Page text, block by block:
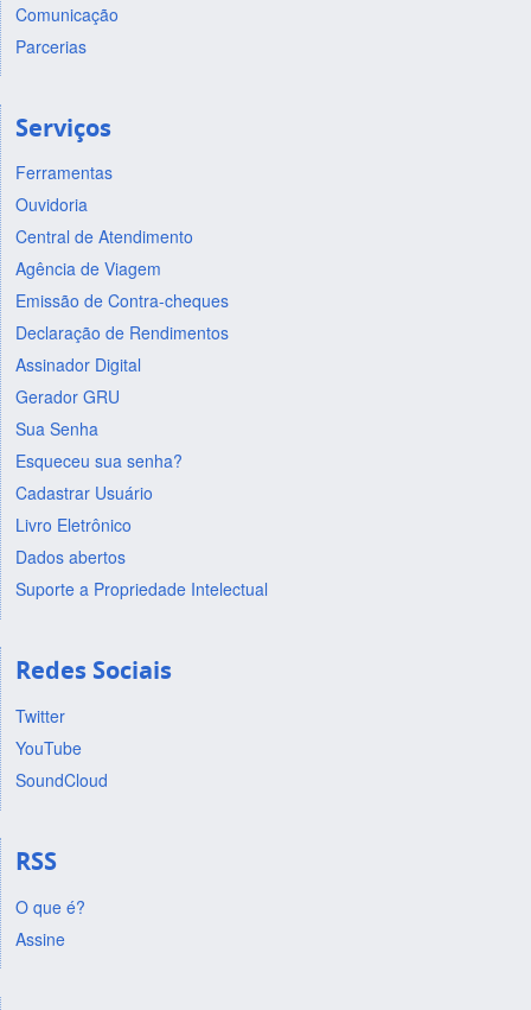
Comunicação
Parcerias
Serviços
Ferramentas
Ouvidoria
Central de Atendimento
Agência de Viagem
Emissão de Contra-cheques
Declaração de Rendimentos
Assinador Digital
Gerador GRU
Sua Senha
Esqueceu sua senha?
Cadastrar Usuário
Livro Eletrônico
Dados abertos
Suporte a Propriedade Intelectual
Redes Sociais
Twitter
YouTube
SoundCloud
RSS
O que é?
Assine